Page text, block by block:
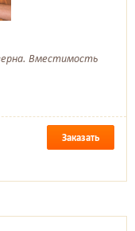
Вместимость
Заказать